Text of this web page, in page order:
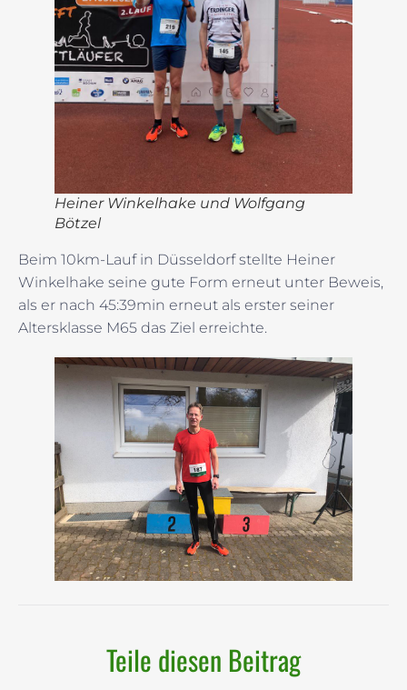
Heiner Winkelhake und Wolfgang
Bötzel
Beim 10km-Lauf in Düsseldorf stellte Heiner
Winkelhake seine gute Form erneut unter Beweis,
als er nach 45:39min erneut als erster seiner
Altersklasse M65 das Ziel erreichte.
Teile diesen Beitrag